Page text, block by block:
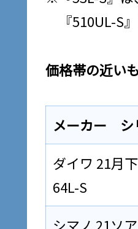
『510UL-S
価格帯の近い
メーカー シ
ダイワ 21月
64L-S
シマノ 21ソ